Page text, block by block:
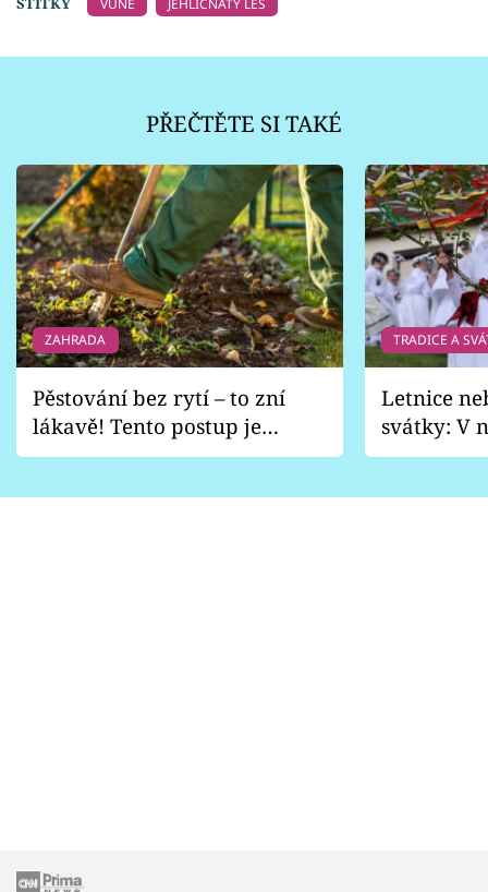
PŘEČTĚTE SI TAKÉ
ZAHRADA
Pěstování bez rytí – to zní
lákavě! Tento postup je
vhodný jen pro některé
TRADICE A
Letnice
svátky: V
pondělí